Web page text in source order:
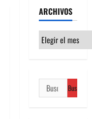
ARCHIVOS
Archivos
Buscar: